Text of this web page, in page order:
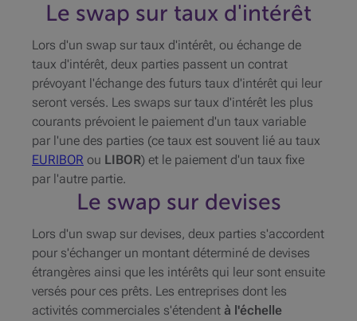
Le swap sur taux d'intérêt
Lors d'un swap sur taux d'intérêt, ou échange de
taux d'intérêt, deux parties passent un contrat
prévoyant l'échange des futurs taux d'intérêt qui leur
seront versés. Les swaps sur taux d'intérêt les plus
courants prévoient le paiement d'un taux variable
par l'une des parties (ce taux est souvent lié au taux
EURIBOR ou LIBOR) et le paiement d'un taux fixe
par l'autre partie.
Le swap sur devises
Lors d'un swap sur devises, deux parties s'accordent
pour s'échanger un montant déterminé de devises
étrangères ainsi que les intérêts qui leur sont ensuite
versés pour ces prêts. Les entreprises dont les
activités commerciales s'étendent à l'échelle